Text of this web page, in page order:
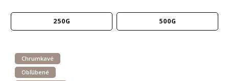
250G 500G
Chrumkavé
Obľúbené